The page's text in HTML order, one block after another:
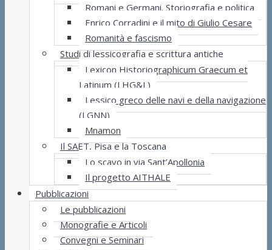
Romani e Germani. Storiografia e politica
Enrico Corradini e il mito di Giulio Cesare
Romanità e fascismo
Studi di lessicografia e scrittura antiche
Lexicon Historiographicum Graecum et
Latinum (LHG&L)
Lessico greco delle navi e della navigazione
(LGNN)
Mnamon
Il SAET, Pisa e la Toscana
Lo scavo in via Sant’Apollonia
Il progetto AITHALE
Pubblicazioni
Le pubblicazioni
Monografie e Articoli
Convegni e Seminari